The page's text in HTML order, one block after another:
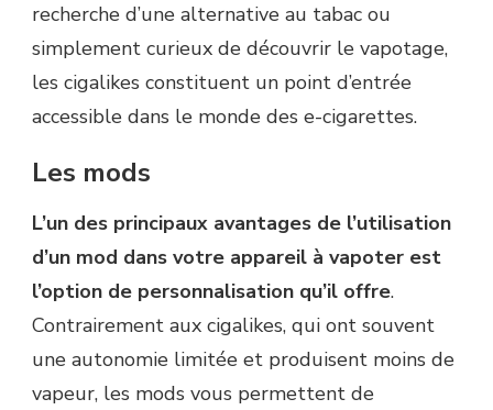
recherche d’une alternative au tabac ou
simplement curieux de découvrir le vapotage,
les cigalikes constituent un point d’entrée
accessible dans le monde des e-cigarettes.
Les mods
L’un des principaux avantages de l’utilisation
d’un mod dans votre appareil à vapoter est
l’option de personnalisation qu’il offre.
Contrairement aux cigalikes, qui ont souvent
une autonomie limitée et produisent moins de
vapeur, les mods vous permettent de